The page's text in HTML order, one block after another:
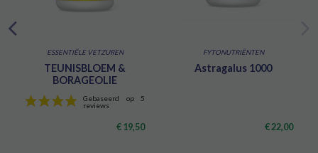
ESSENTIËLE VETZUREN
TEUNISBLOEM &
BORAGEOLIE
€ 19,50
FYTONUTRIËNTEN
Astragalus 1000
€ 22,00